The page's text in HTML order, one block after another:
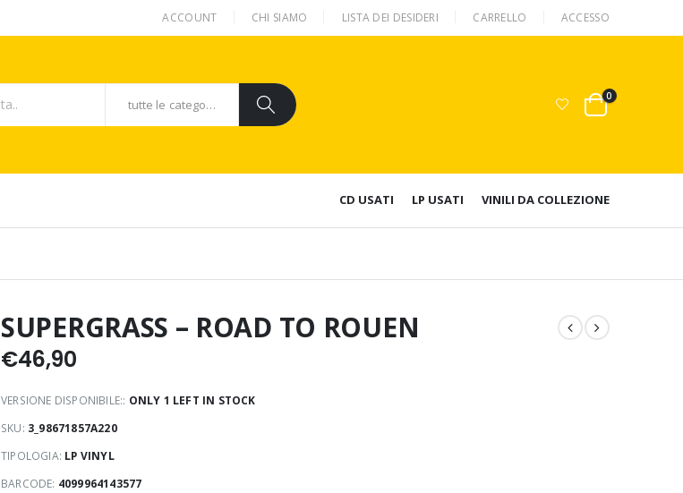
ACCOUNT CHI SIAMO LISTA DEI DESIDERI CARRELLO ACCESSO
tutte le categorie
0
CD USATI LP USATI VINILI DA COLLEZIONE
SUPERGRASS – ROAD TO ROUEN
€46,90
VERSIONE DISPONIBILE:: ONLY 1 LEFT IN STOCK
SKU: 3_98671857A220
TIPOLOGIA: LP VINYL
BARCODE: 4099964143577